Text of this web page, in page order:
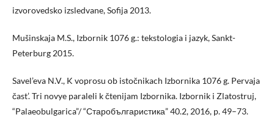
izvorovedsko izsledvane, Sofija 2013.
Mušinskaja M.S., Izbornik 1076 g.: tekstologia i jazyk, Sankt-
Peterburg 2015.
Savel’eva N.V., K voprosu ob istočnikach Izbornika 1076 g. Pervaja
čast’. Tri novye paraleli k čtenijam Izbornika. Izbornik i Zlatostruj,
“Palaeobulgarica”/ “Старобългаристика” 40.2, 2016, p. 49–73.